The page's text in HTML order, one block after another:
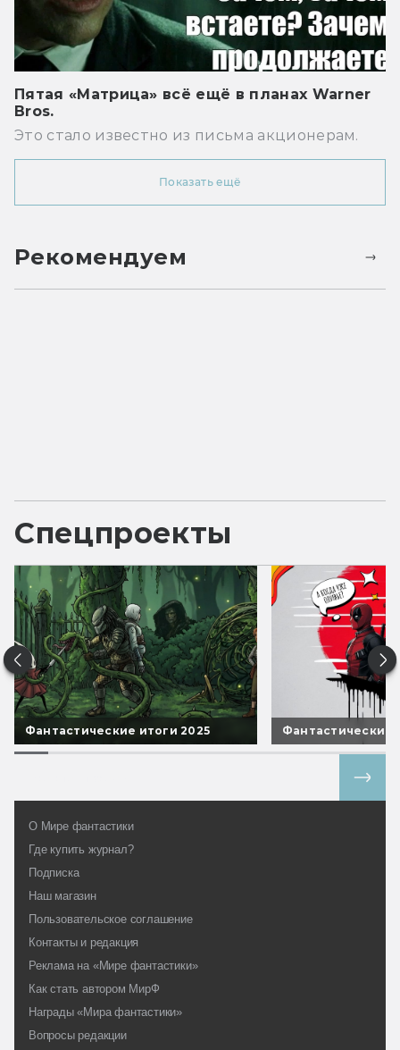
Пятая «Матрица» всё ещё в планах Warner
Bros.
Это стало известно из письма акционерам.
Показать ещё
Рекомендуем
Спецпроекты
Фантастические итоги 2025 Фантастические
О Мире фантастики
Где купить журнал?
Подписка
Наш магазин
Пользовательское соглашение
Контакты и редакция
Реклама на «Мире фантастики»
Как стать автором МирФ
Награды «Мира фантастики»
Вопросы редакции